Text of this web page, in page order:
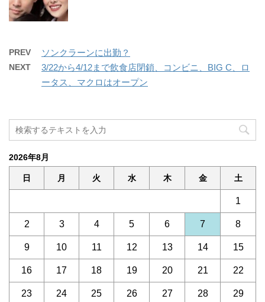
PREV ソンクラーンに出勤？
NEXT
3/22から4/12まで飲食店閉鎖、コンビニ、BIG C、ロ
ータス、マクロはオープン
2026年8月
日 月 火 水 木 金 土
1
2 3 4 5 6 7 8
9 10 11 12 13 14 15
16 17 18 19 20 21 22
23 24 25 26 27 28 29